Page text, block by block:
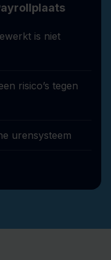
is niet
risico’s tegen
urensysteem